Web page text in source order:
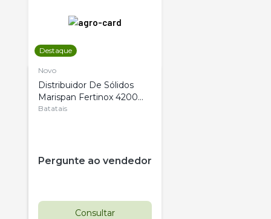
Destaque
Novo
Distribuidor De Sólidos
Marispan Fertinox 4200
Citrus
Batatais
Pergunte ao vendedor
Consultar